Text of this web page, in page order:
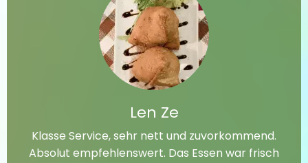
Len Ze
Klasse Service, sehr nett und zuvorkommend.
Absolut empfehlenswert. Das Essen war frisch